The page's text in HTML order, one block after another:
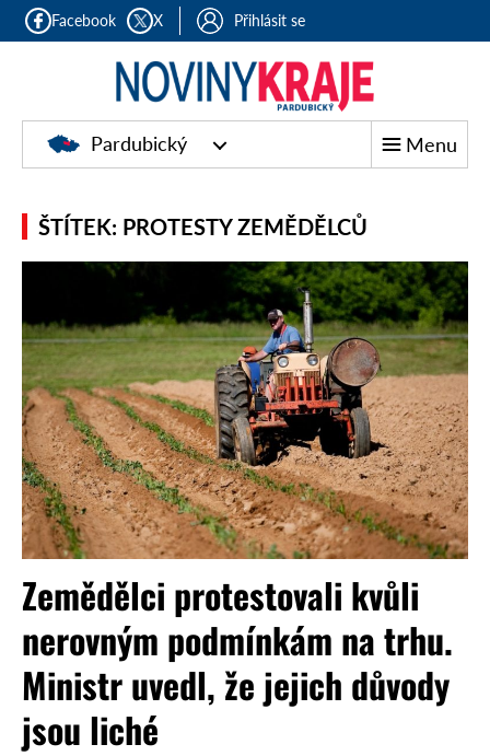
Facebook X Přihlásit se
Pardubický Menu
ŠTÍTEK: PROTESTY ZEMĚDĚLCŮ
Zemědělci protestovali kvůli
nerovným podmínkám na trhu.
Ministr uvedl, že jejich důvody
jsou liché